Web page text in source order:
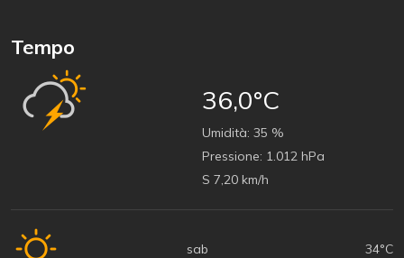
Tempo
36,0°C
Umidità: 35 %
Pressione: 1.012 hPa
S 7,20 km/h
sab 34°C